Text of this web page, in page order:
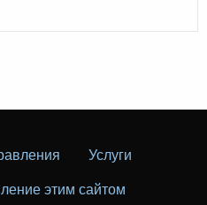
Услуги
этим сайтом